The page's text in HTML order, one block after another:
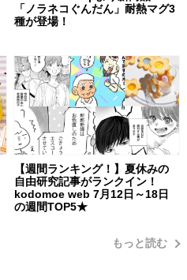
「ノラネコぐんだん」耐熱マグ3
種が登場！
【週間ランキング！】夏休みの
自由研究記事がランクイン！
kodomoe web 7月12日～18日
の週間TOP5★
もっと読む